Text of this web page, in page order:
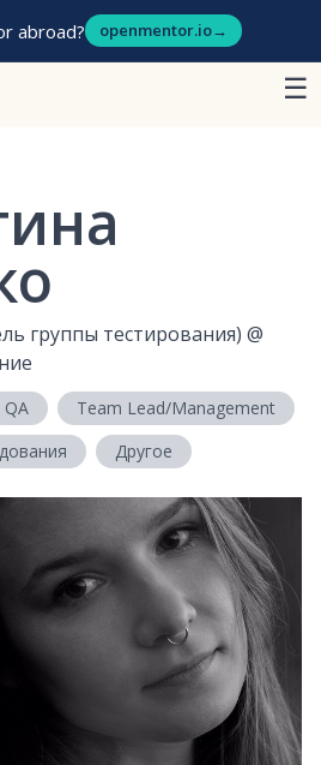
abroad? openmentor.io→
☰
группы тестирования) @
QA
Team Lead/Management
Другое